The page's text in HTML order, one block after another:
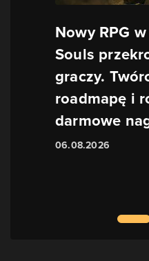
Nowy RPG
Souls
graczy.
roadmapę i
darmowe
06.08.2026